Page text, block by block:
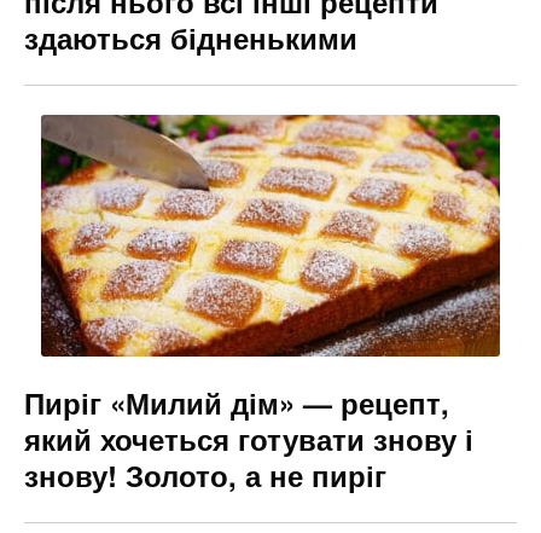
здаються бідненькими
Пиріг «Милий дім» — рецепт,
який хочеться готувати знову і
знову! Золото, а не пиріг